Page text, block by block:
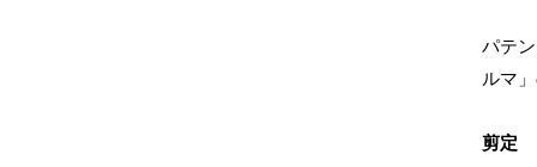
パテ
ルマ
剪定